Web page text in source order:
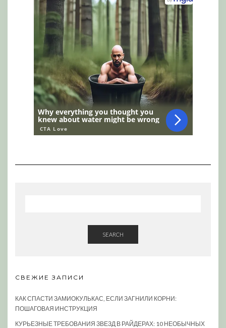
SEARCH
СВЕЖИЕ ЗАПИСИ
КАК СПАСТИ ЗАМИОКУЛЬКАС, ЕСЛИ ЗАГНИЛИ КОРНИ:
ПОШАГОВАЯ ИНСТРУКЦИЯ
КУРЬЕЗНЫЕ ТРЕБОВАНИЯ ЗВЕЗД В РАЙДЕРАХ: 10 НЕОБЫЧНЫХ